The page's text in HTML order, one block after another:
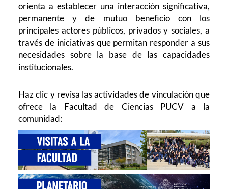
orienta a establecer una interacción significativa,
permanente y de mutuo beneficio con los
principales actores públicos, privados y sociales, a
través de iniciativas que permitan responder a sus
necesidades sobre la base de las capacidades
institucionales.
Haz clic y revisa las actividades de vinculación que
ofrece la Facultad de Ciencias PUCV a la
comunidad: